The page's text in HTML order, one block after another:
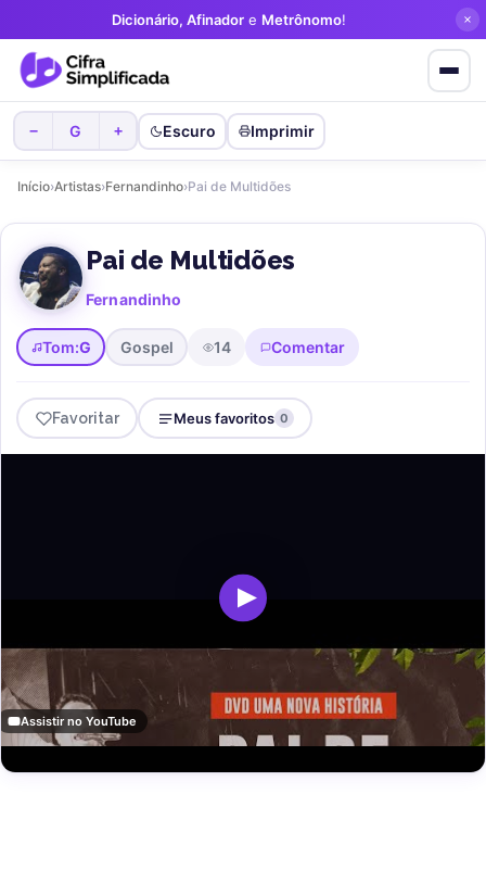
Dicionário, Afinador e Metrônomo!
− G + Escuro Imprimir
Início›Artistas›Fernandinho›Pai de Multidões
Pai de Multidões
Fernandinho
Tom:G Gospel 14 Comentar
Favoritar Meus favoritos 0
Assistir no YouTube